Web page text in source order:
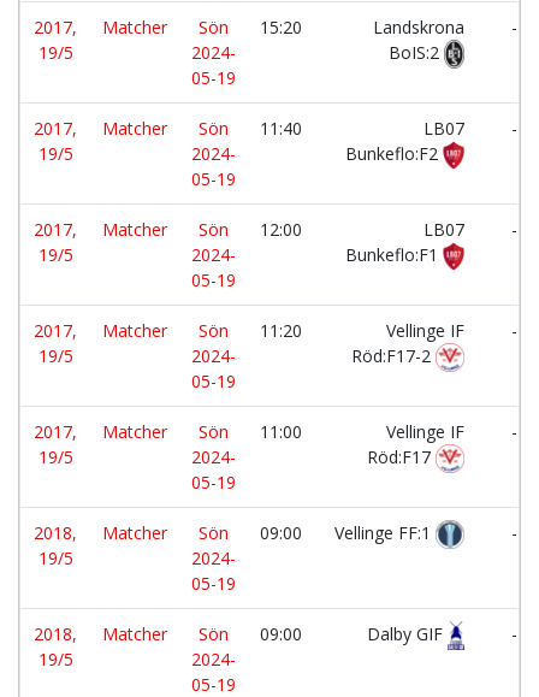
2017,
19/5
Matcher
Sön
2024-
05-19
15:20
Landskrona
BoIS:2
-
2017,
19/5
Matcher
Sön
2024-
05-19
11:40
LB07
Bunkeflo:F2
-
2017,
19/5
Matcher
Sön
2024-
05-19
12:00
LB07
Bunkeflo:F1
-
2017,
19/5
Matcher
Sön
2024-
05-19
11:20
Vellinge IF
Röd:F17-2
-
2017,
19/5
Matcher
Sön
2024-
05-19
11:00
Vellinge IF
Röd:F17
-
2018,
19/5
Matcher
Sön
2024-
05-19
09:00 Vellinge FF:1 -
2018,
19/5
Matcher
Sön
2024-
05-19
09:00 Dalby GIF -